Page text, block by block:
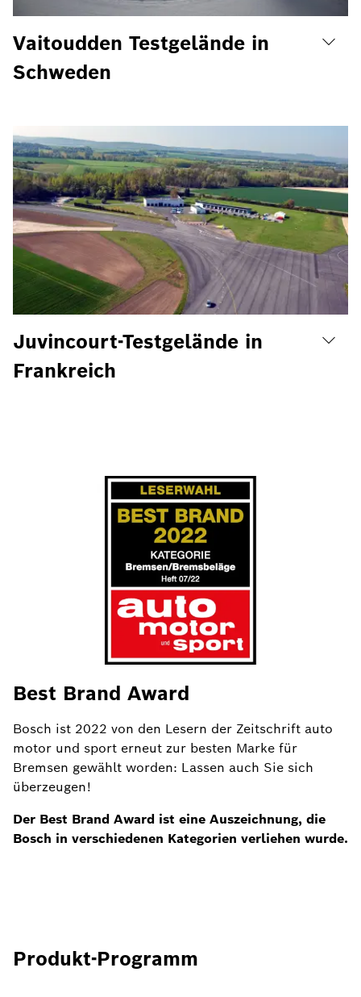
Vaitoudden Testgelände in
Schweden
Juvincourt-Testgelände in
Frankreich
Best Brand Award
Bosch ist 2022 von den Lesern der Zeitschrift auto
motor und sport erneut zur besten Marke für
Bremsen gewählt worden: Lassen auch Sie sich
überzeugen!
Der Best Brand Award ist eine Auszeichnung, die
Bosch in verschiedenen Kategorien verliehen wurde.
Produkt-Programm